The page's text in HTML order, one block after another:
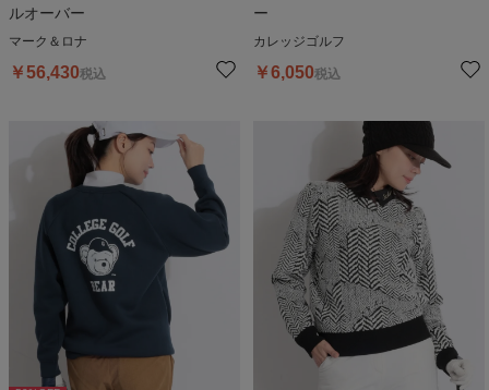
ルオーバー
マーク＆ロナ
￥56,430税込
ー
カレッジゴルフ
￥6,050税込